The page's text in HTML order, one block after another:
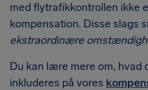
med flytrafikkontrollen ikke
kompensation. Disse slags
ekstraordinære
Du kan lære mere om, hvad
inkluderes på vores